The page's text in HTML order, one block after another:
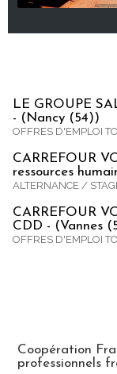
LE GROUPE
- (Nancy (54))
OFFRES D'EMPLOI
CARREFOUR
ressources
ALTERNANCE /
CARREFOUR
CDD - (Vannes
OFFRES D'EMPLOI
Coopération
professionnels